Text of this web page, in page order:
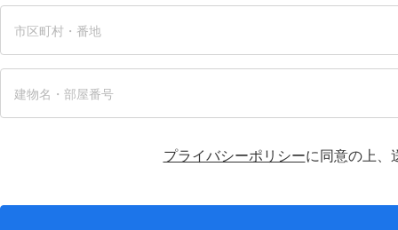
プライバシーポリシーに同意の上、